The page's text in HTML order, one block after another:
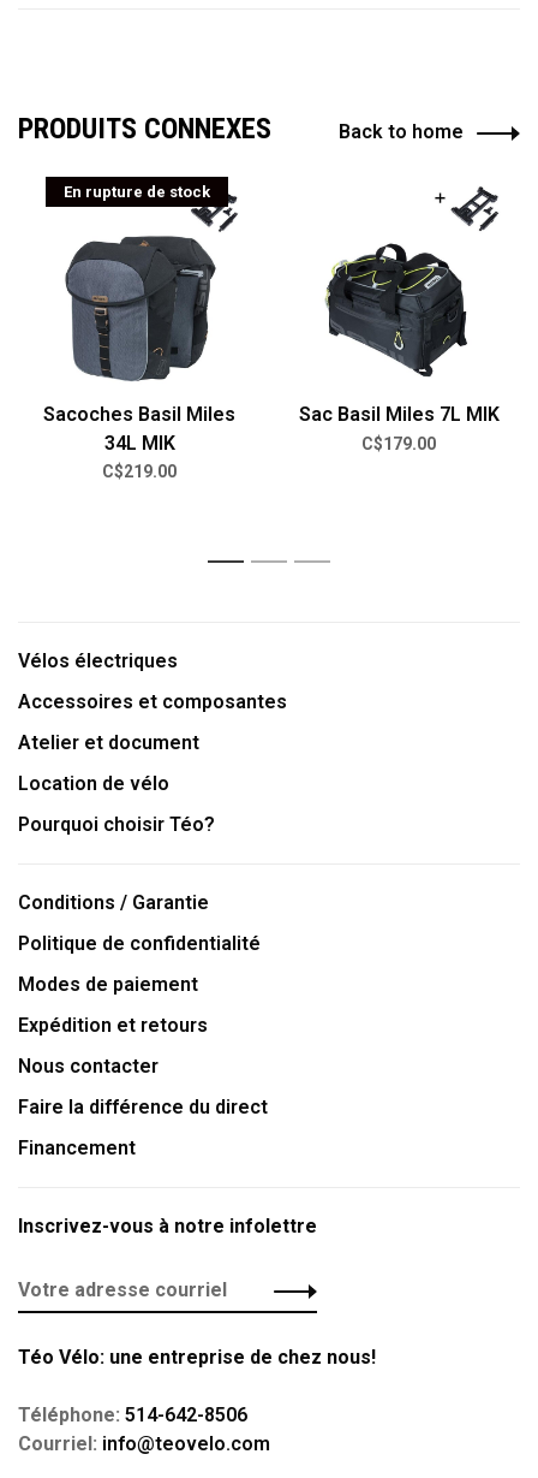
PRODUITS CONNEXES Back to home
En rupture de stock
Sacoches Basil Miles
34L MIK
C$219.00
Sac Basil Miles 7L MIK
C$179.00
1 2 3
Vélos électriques
Accessoires et composantes
Atelier et document
Location de vélo
Pourquoi choisir Téo?
Conditions / Garantie
Politique de confidentialité
Modes de paiement
Expédition et retours
Nous contacter
Faire la différence du direct
Financement
Inscrivez-vous à notre infolettre
Téo Vélo: une entreprise de chez nous!
Téléphone: 514-642-8506
Courriel: info@teovelo.com